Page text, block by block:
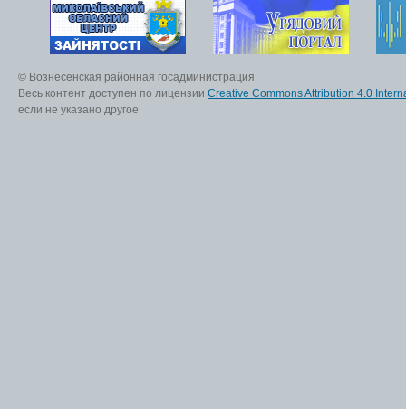
© Вознесенская районная госадминистрация
Весь контент доступен по лицензии Creative Commons Attribution 4.0
если не указано другое